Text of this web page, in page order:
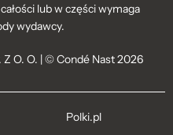
lub w części wymaga
wydawcy.
O. O. | © Condé Nast 2026
Polki.pl